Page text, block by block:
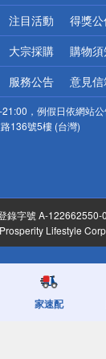
注目活動 得獎
大宗採購 購物須
服務公告 意見
，例假日依網站
136號5樓 (台灣)
錄字號 A-122662550-
Lifestyle
家速配